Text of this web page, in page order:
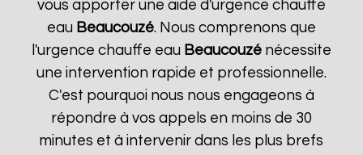
vous apporter une aide d'urgence chauffe
eau Beaucouzé. Nous comprenons que
l'urgence chauffe eau Beaucouzénécessite
une intervention rapide et professionnelle.
C'est pourquoi nous nous engageons à
répondre à vos appels en moins de 30
minutes et à intervenir dans les plus brefs